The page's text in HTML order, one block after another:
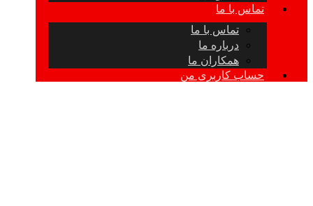
تماس با ما
تماس با ما
درباره ما
همکاران ما
حساب کاربری من